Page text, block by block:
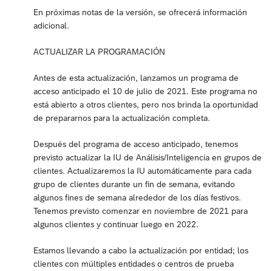
En próximas notas de la versión, se ofrecerá información
adicional.
ACTUALIZAR LA PROGRAMACIÓN
Antes de esta actualización, lanzamos un programa de
acceso anticipado el 10 de julio de 2021. Este programa no
está abierto a otros clientes, pero nos brinda la oportunidad
de prepararnos para la actualización completa.
Después del programa de acceso anticipado, tenemos
previsto actualizar la IU de Análisis/Inteligencia en grupos de
clientes. Actualizaremos la IU automáticamente para cada
grupo de clientes durante un fin de semana, evitando
algunos fines de semana alrededor de los días festivos.
Tenemos previsto comenzar en noviembre de 2021 para
algunos clientes y continuar luego en 2022.
Estamos llevando a cabo la actualización por entidad; los
clientes con múltiples entidades o centros de prueba